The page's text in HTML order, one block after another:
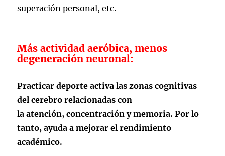
superación personal, etc.
Más actividad aeróbica, menos
degeneración neuronal:
Practicar deporte activa las zonas cognitivas
del cerebro relacionadas con
la atención, concentración y memoria. Por lo
tanto, ayuda a mejorar el rendimiento
académico.